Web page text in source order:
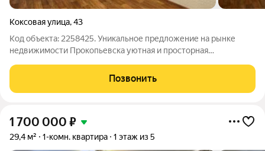
Коксовая улица,43
Код объекта: 2258425. Уникальное предложение на рынке
недвижимости Прокопьевска уютная и просторная
объект идеален для молодых специалистов или одиноких
людей, ищущих комфортное жильё в
Позвонить
1 700 000 ₽
29,4 м² 1-комн. квартира 1 этаж из 5